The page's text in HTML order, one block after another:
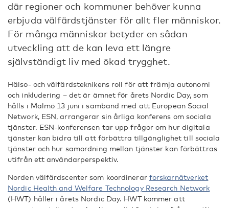
där regioner och kommuner behöver kunna
erbjuda välfärdstjänster för allt fler människor.
För många människor betyder en sådan
utveckling att de kan leva ett längre
självständigt liv med ökad trygghet.
Hälso- och välfärdsteknikens roll för att främja autonomi
och inkludering – det är ämnet för årets Nordic Day, som
hålls i Malmö 13 juni i samband med att European Social
Network, ESN, arrangerar sin årliga konferens om sociala
tjänster. ESN-konferensen tar upp frågor om hur digitala
tjänster kan bidra till att förbättra tillgänglighet till sociala
tjänster och hur samordning mellan tjänster kan förbättras
utifrån ett användarperspektiv.
Norden välfärdscenter som koordinerar forskarnätverket
Nordic Health and Welfare Technology Research Network
(HWT) håller i årets Nordic Day. HWT kommer att